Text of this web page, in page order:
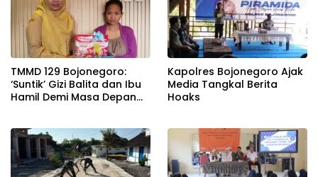
TMMD 129 Bojonegoro:
‘Suntik’ Gizi Balita dan Ibu
Hamil Demi Masa Depan
Kapolres Bojonegoro Ajak
Media Tangkal Berita
Hoaks